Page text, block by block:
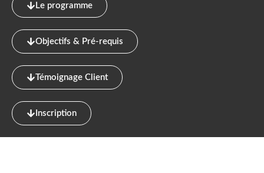
Le programme
Objectifs & Pré-requis
Témoignage Client
Inscription